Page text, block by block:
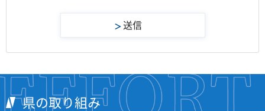
県の取り組み